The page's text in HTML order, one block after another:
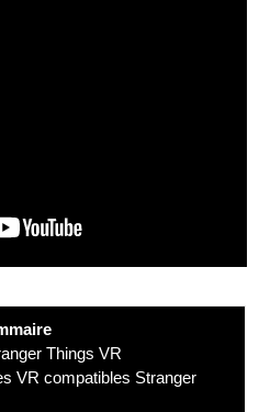
Things VR
VR compatibles Stranger